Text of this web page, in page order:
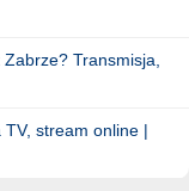
Transmisja,
stream online |